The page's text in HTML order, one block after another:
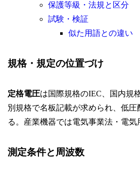
保護等級・法規と区分
試験・検証
似た用語との違い
規格・規定の位置づけ
定格電圧は国際規格のIEC、国内規
別規格で名板記載が求められ、低
る。産業機器では電気事業法・電
測定条件と周波数